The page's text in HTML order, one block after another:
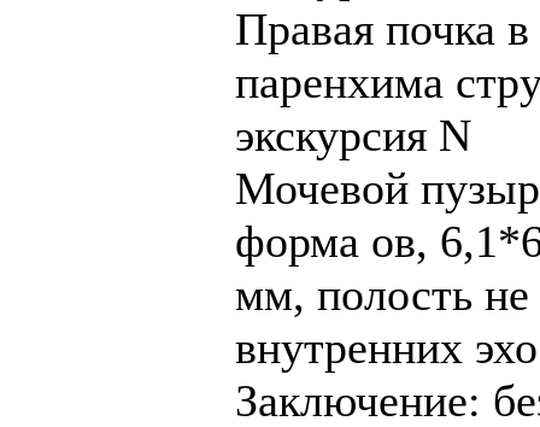
Правая почка
паренхима
экскурсия N
Мочевой
форма ов,
мм, полость
внутренних
Заключение: